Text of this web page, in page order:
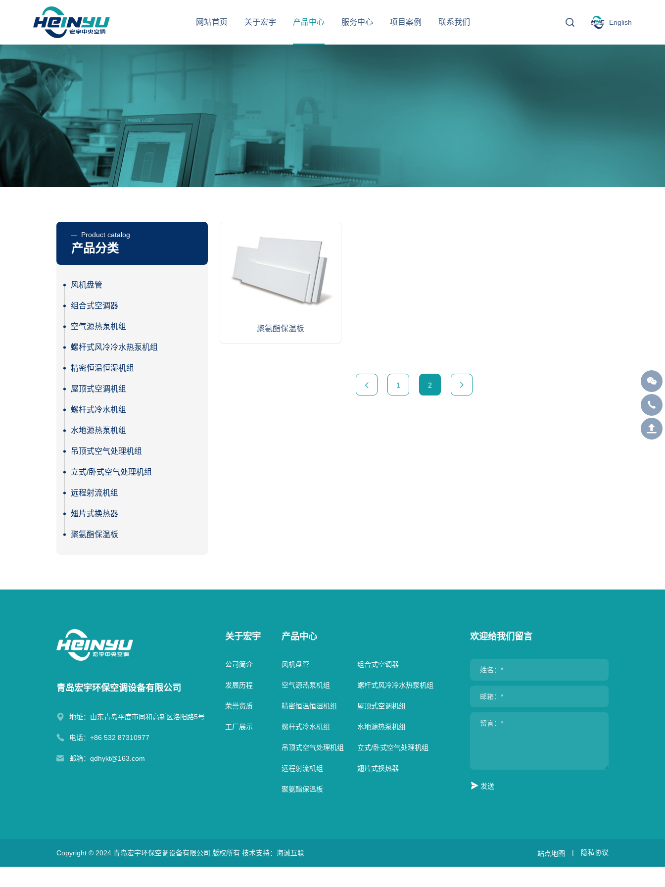
网站首页 关于宏宇 产品中心 服务中心 项目案例 联系我们 English
中
心
Product catalog
产品分类
风机盘管
组合式空调器
空气源热泵机组
螺杆式风冷冷水热泵机组
精密恒温恒湿机组
屋顶式空调机组
螺杆式冷水机组
水地源热泵机组
吊顶式空气处理机组
立式/卧式空气处理机组
远程射流机组
翅片式换热器
聚氨酯保温板
聚氨酯保温板
1 2
青岛宏宇环保空调设备有限公司
地址：山东青岛平度市同和高新区洛阳路5号
电话： +86 532 87310977
邮箱： qdhykt@163.com
关于宏宇
公司简介
发展历程
荣誉资质
工厂展示
产品中心
风机盘管 组合式空调器
空气源热泵机组 螺杆式风冷冷水热泵机组
精密恒温恒湿机组 屋顶式空调机组
螺杆式冷水机组 水地源热泵机组
吊顶式空气处理机组 立式/卧式空气处理机组
远程射流机组 翅片式换热器
聚氨酯保温板
欢迎给我们留言
发送
Copyright © 2024 青岛宏宇环保空调设备有限公司 版权所有 技术支持：海诚互联 站点地图 | 隐私协议